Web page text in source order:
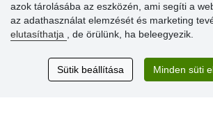
Vásárlók
Excellent service
azok tárolásába az eszközén, ami segíti a
az adathasználat elemzését és marketing
elutasíthatja
, de örülünk, ha beleegyezik.
Sütik beállítása Minden süti